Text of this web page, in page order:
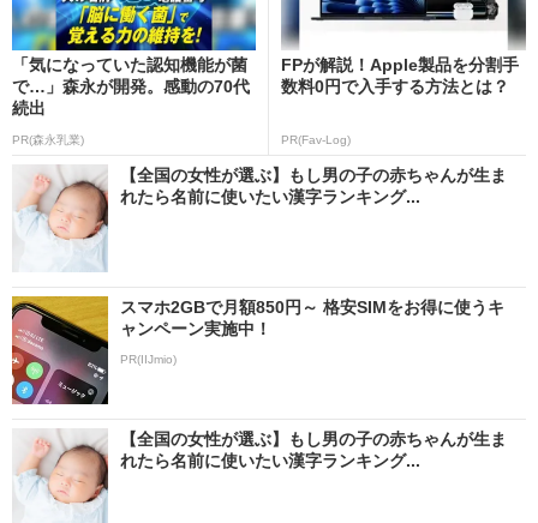
「気になっていた認知機能が菌
で…」森永が開発。感動の70代
続出
PR(森永乳業)
FPが解説！Apple製品を分割手
数料0円で入手する方法とは？
PR(Fav-Log)
【全国の女性が選ぶ】もし男の子の赤ちゃんが生ま
れたら名前に使いたい漢字ランキング...
スマホ2GBで月額850円～ 格安SIMをお得に使うキ
ャンペーン実施中！
PR(IIJmio)
【全国の女性が選ぶ】もし男の子の赤ちゃんが生ま
れたら名前に使いたい漢字ランキング...